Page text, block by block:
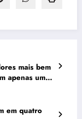
mais bem
apenas um
em quatro